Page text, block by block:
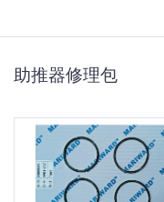
助推器修理包